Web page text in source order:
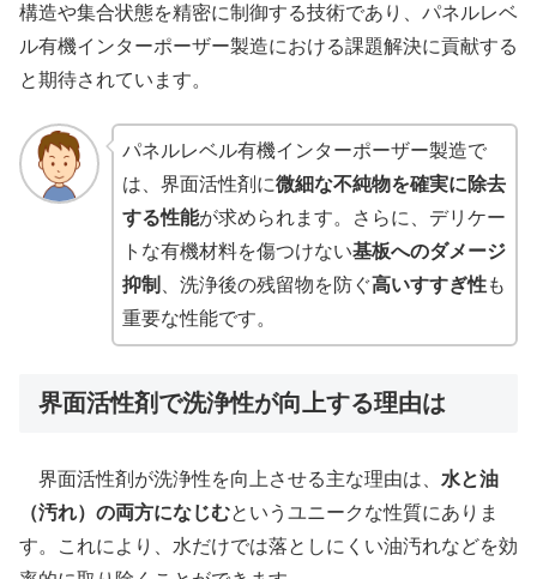
構造や集合状態を精密に制御する技術であり、パネルレベ
ル有機インターポーザー製造における課題解決に貢献する
と期待されています。
パネルレベル有機インターポーザー製造で
は、界面活性剤に微細な不純物を確実に除去
する性能が求められます。さらに、デリケー
トな有機材料を傷つけない基板へのダメージ
抑制
、洗浄後の残留物を防ぐ高いすすぎ性も
重要な性能です。
界面活性剤で洗浄性が向上する理由は
界面活性剤が洗浄性を向上させる主な理由は、 水と油
（汚れ）の両方になじむというユニークな性質にありま
す。これにより、水だけでは落としにくい油汚れなどを効